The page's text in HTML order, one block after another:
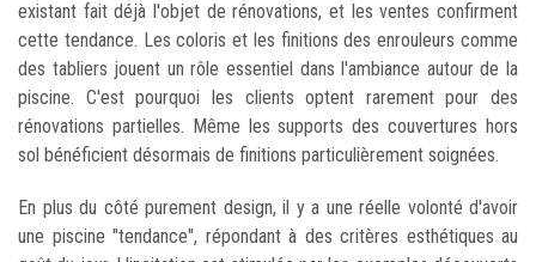
existant fait déjà l'objet de rénovations, et les ventes confirment
cette tendance. Les coloris et les finitions des enrouleurs comme
des tabliers jouent un rôle essentiel dans l'ambiance autour de la
piscine. C'est pourquoi les clients optent rarement pour des
rénovations partielles. Même les supports des couvertures hors
sol bénéficient désormais de finitions particulièrement soignées.
En plus du côté purement design, il y a une réelle volonté d'avoir
une piscine "tendance", répondant à des critères esthétiques au